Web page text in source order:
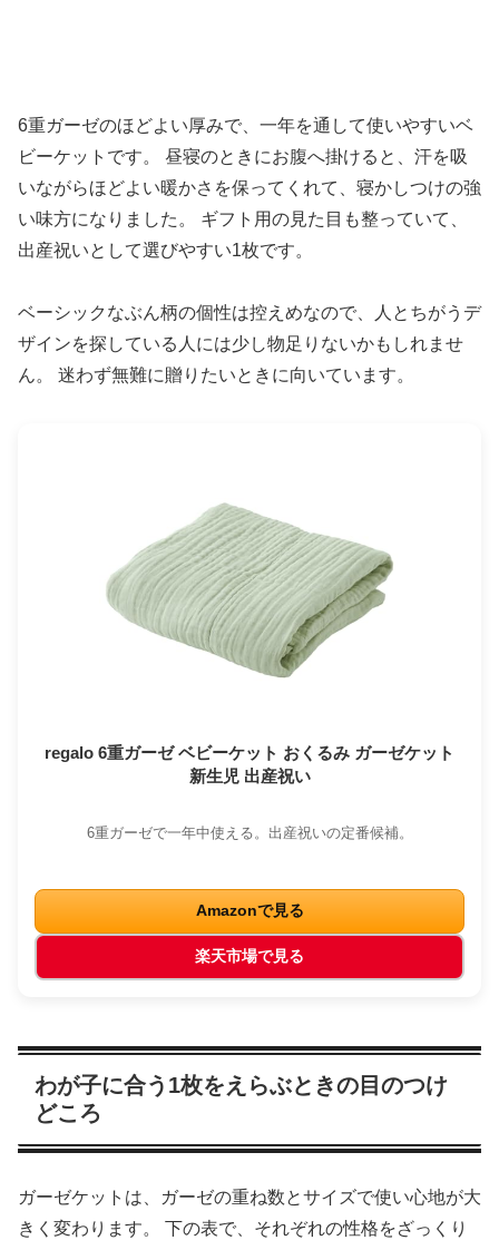
6重ガーゼのほどよい厚みで、一年を通して使いやすいベ
ビーケットです。 昼寝のときにお腹へ掛けると、汗を吸
いながらほどよい暖かさを保ってくれて、寝かしつけの強
い味方になりました。 ギフト用の見た目も整っていて、
出産祝いとして選びやすい1枚です。
ベーシックなぶん柄の個性は控えめなので、人とちがうデ
ザインを探している人には少し物足りないかもしれませ
ん。 迷わず無難に贈りたいときに向いています。
regalo 6重ガーゼ ベビーケット おくるみ ガーゼケット
新生児 出産祝い
6重ガーゼで一年中使える。出産祝いの定番候補。
Amazonで見る
楽天市場で見る
わが子に合う1枚をえらぶときの目のつけ
どころ
ガーゼケットは、ガーゼの重ね数とサイズで使い心地が大
きく変わります。 下の表で、それぞれの性格をざっくり